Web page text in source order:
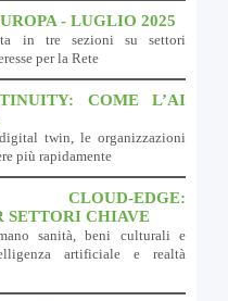
- LUGLIO 2025
in tre sezioni su settori
per la Rete
COME L’AI
twin, le organizzazioni
più rapidamente
CLOUD-EDGE:
SETTORI CHIAVE
sanità, beni culturali e
artificiale e realtà